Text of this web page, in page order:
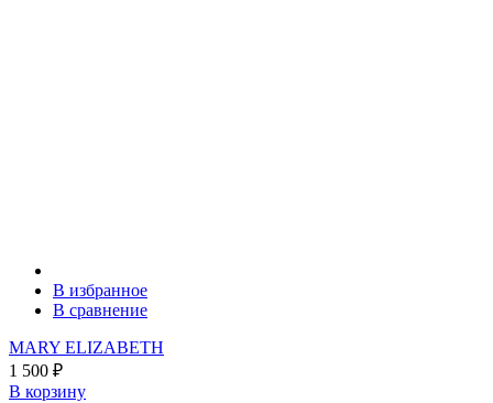
В избранное
В сравнение
MARY ELIZABETH
1 500 ₽
В корзину